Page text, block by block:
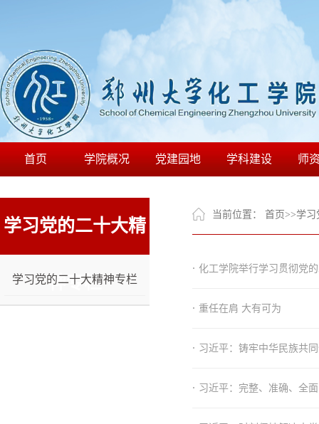
首页 学院概况 党建园地 学科建设 师
学习党的二十大精
神专栏
学习党的二十大精神专栏
当前位置： 首页>>学习
· 化工学院举行学习贯彻党
· 重任在肩 大有可为
· 习近平：铸牢中华民族共
· 习近平：完整、准确、全